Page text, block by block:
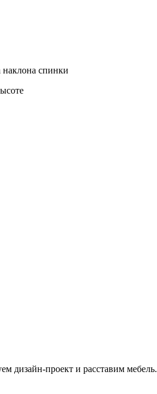
наклона спинки
дизайн-проект и расставим мебель.